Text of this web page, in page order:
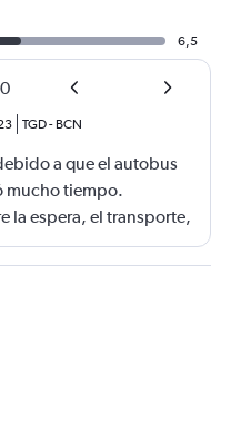
6,5
TGD- BCN
a que el autobus
mucho tiempo.
la espera, el transporte,
podrían ser mejorables.
muy amable y el